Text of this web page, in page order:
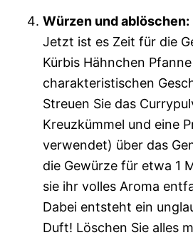
Würzen und ablöschen:
Jetzt ist es Zeit für die
Kürbis Hähnchen
charakteristischen
Streuen Sie das
Kreuzkümmel und eine
verwendet) über das
die Gewürze für etwa 1
sie ihr volles Aroma
Dabei entsteht ein
Duft! Löschen Sie alles